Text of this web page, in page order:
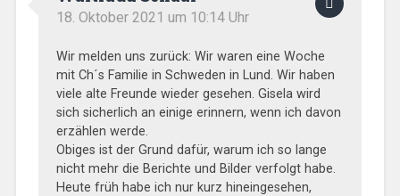
18. Oktober 2021 um 10:14 Uhr
Wir melden uns zurück: Wir waren eine Woche
mit Ch´s Familie in Schweden in Lund. Wir haben
viele alte Freunde wieder gesehen. Gisela wird
sich sicherlich an einige erinnern, wenn ich davon
erzählen werde.
Obiges ist der Grund dafür, warum ich so lange
nicht mehr die Berichte und Bilder verfolgt habe.
Heute früh habe ich nur kurz hineingesehen,